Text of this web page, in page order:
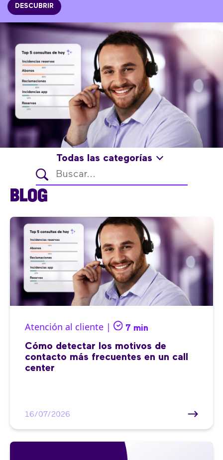
DESCUBRIR
Todas las categorías
BLOG
Atención al cliente | 7 min
Cómo detectar los motivos de
contacto más frecuentes en un call
center
16/07/2026